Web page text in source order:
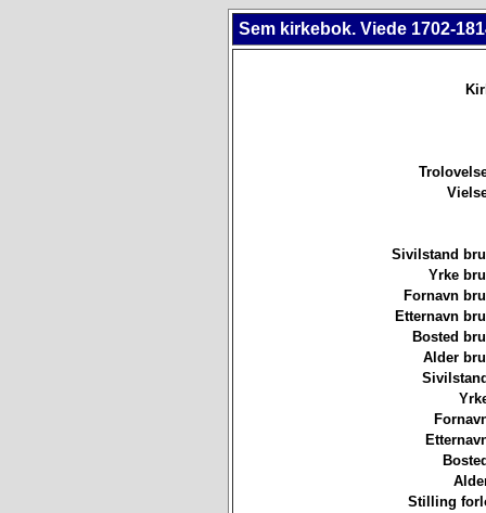
Sem kirkebok. Viede 1702-
Sivilstand
Yrke
Fornavn
Etternavn
Bosted
Alder
Stilling